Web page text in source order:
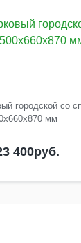
городской со
мм
400руб.